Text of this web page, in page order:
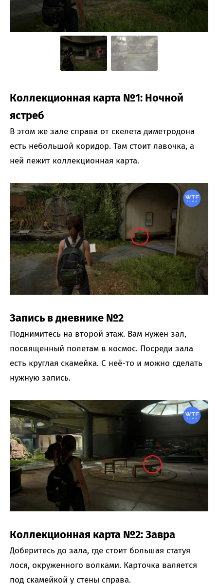
Коллекционная карта №1: Ночной
ястреб
В этом же зале справа от скелета диметродона
есть небольшой коридор. Там стоит лавочка, а
ней лежит коллекционная карта.
Запись в дневнике №2
Поднимитесь на второй этаж. Вам нужен зал,
посвященный полетам в космос. Посреди зала
есть круглая скамейка. С неё-то и можно сделать
нужную запись.
Коллекционная карта №2: Завра
Доберитесь до зала, где стоит большая статуя
лося, окруженного волками. Карточка валяется
под скамейкой у стены справа.